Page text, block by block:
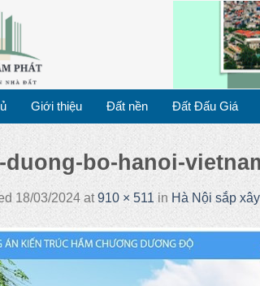
Giới thiệu Đất nền Đất Đấu Giá
duong-bo-hanoi-
18/03/2024at910 × 511 in Hà Nội sắp